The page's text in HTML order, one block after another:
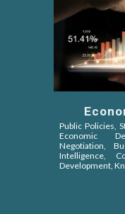
Public Policies,
Economic
Negotiation,
Intelligence,
Development,